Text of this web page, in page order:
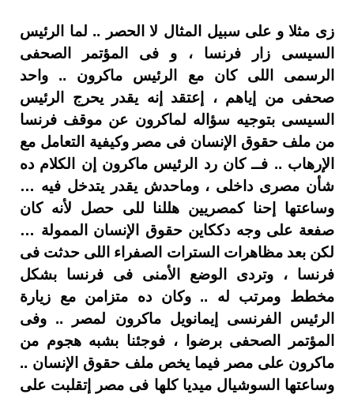
زى مثلا و على سبيل المثال لا الحصر .. لما الرئيس
السيسى زار فرنسا ، و فى المؤتمر الصحفى
الرسمى اللى كان مع الرئيس ماكرون .. واحد
صحفى من إياهم ، إعتقد إنه يقدر يحرج الرئيس
السيسى بتوجيه سؤاله لماكرون عن موقف فرنسا
من ملف حقوق الإنسان فى مصر وكيفية التعامل مع
الإرهاب .. فــ كان رد الرئيس ماكرون إن الكلام ده
شأن مصرى داخلى ، وماحدش يقدر يتدخل فيه …
وساعتها إحنا كمصريين هللنا للى حصل لأنه كان
صفعة على وجه دككاين حقوق الإنسان الممولة …
لكن بعد مظاهرات السترات الصفراء اللى حدثت فى
فرنسا ، وتردى الوضع الأمنى فى فرنسا بشكل
مخطط ومرتب له .. وكان ده متزامن مع زيارة
الرئيس الفرنسى إيمانويل ماكرون لمصر .. وفى
المؤتمر الصحفى برضوا ، فوجئنا بشبه هجوم من
ماكرون على مصر فيما يخص ملف حقوق الإنسان ..
وساعتها السوشيال ميديا كلها فى مصر إتقلبت على